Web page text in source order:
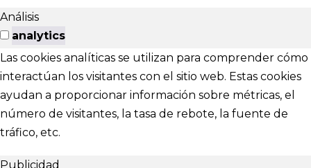
Análisis
analytics
Las cookies analíticas se utilizan para comprender cómo
interactúan los visitantes con el sitio web. Estas cookies
ayudan a proporcionar información sobre métricas, el
número de visitantes, la tasa de rebote, la fuente de
tráfico, etc.
Publicidad